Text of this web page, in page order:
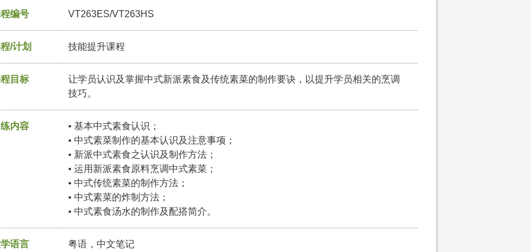
编号 VT263ES/VT263HS
/计划 技能提升课程
目标
让学员认识及掌握中式新派素食及传统素菜的制作要诀，以提升学员相关的烹调
技巧。
内容 • 基本中式素食认识 ；
• 中式素菜制作的基本认识及注意事项 ；
• 新派中式素食之认识及制作方法 ；
• 运用新派素食原料烹调中式素菜 ；
• 中式传统素菜的制作方法 ；
• 中式素菜的炸制方法 ；
• 中式素食汤水的制作及配搭简介。
语言 粤语，中文笔记